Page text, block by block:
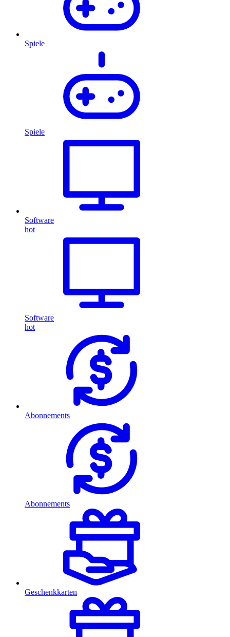
Spiele
Spiele
Software
hot
Software
hot
Abonnements
Abonnements
Geschenkkarten